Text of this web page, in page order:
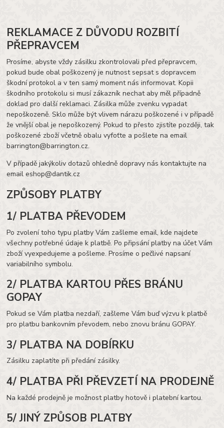
REKLAMACE Z DŮVODU ROZBITÍ
PŘEPRAVCEM
Prosíme, abyste vždy zásilku zkontrolovali před přepravcem,
pokud bude obal poškozený je nutnost sepsat s dopravcem
škodní protokol a v ten samý moment nás informovat. Kopii
škodního protokolu si musí zákazník nechat aby měl případně
doklad pro další reklamaci. Zásilka může zvenku vypadat
nepoškozeně. Sklo může být vlivem nárazu poškozené i v případě
že vnější obal je nepoškozený. Pokud to přesto zjistíte později, tak
poškozené zboží včetně obalu vyfoťte a pošlete na email
barrington@barrington.cz.
V případě jakýkoliv dotazů ohledně dopravy nás kontaktujte na
email eshop@dantik.cz
ZPŮSOBY PLATBY
1/ PLATBA PŘEVODEM
Po zvolení toho typu platby Vám zašleme email, kde najdete
všechny potřebné údaje k platbě. Po připsání platby na účet Vám
zboží vyexpedujeme a pošleme. Prosíme o pečlivé napsaní
variabilního symbolu.
2/ PLATBA KARTOU PŘES BRÁNU
GOPAY
Pokud se Vám platba nezdaří, zašleme Vám buď výzvu k platbě
pro platbu bankovním převodem, nebo znovu bránu GOPAY.
3/ PLATBA NA DOBÍRKU
Zásilku zaplatíte při předání zásilky.
4/ PLATBA PŘI PŘEVZETÍ NA PRODEJNĚ
Na každé prodejně je možnost platby hotově i platební kartou.
5/ JINÝ ZPŮSOB PLATBY